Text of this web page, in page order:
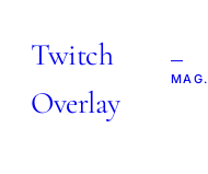
Twitch
Overlay
—
MAG.